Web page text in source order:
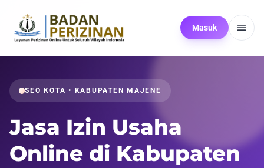
Masuk
SEO KOTA • KABUPATEN MAJENE
Jasa Izin Usaha
Online di Kabupaten